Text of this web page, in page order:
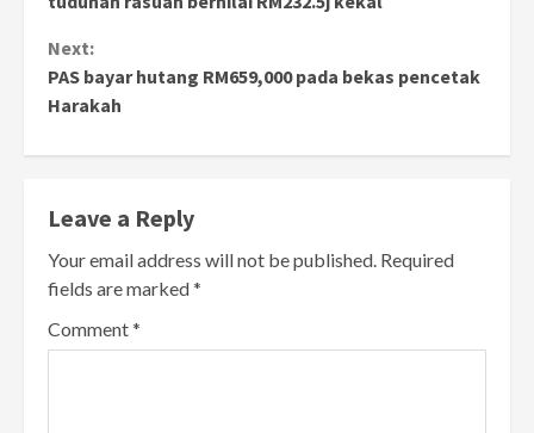
Next:
PAS bayar hutang RM659,000 pada bekas pencetak
Harakah
Leave a Reply
Your email address will not be published. Required
fields are marked*
Comment*